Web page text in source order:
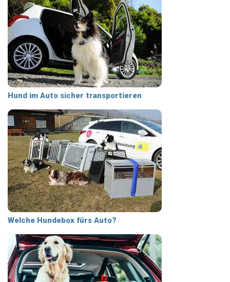
Hund im Auto sicher transportieren
Welche Hundebox fürs Auto?